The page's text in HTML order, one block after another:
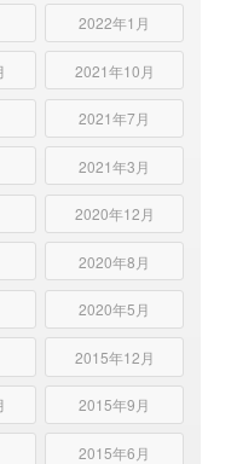
2022年1月
2021年10月
2021年7月
2021年3月
2020年12月
2020年8月
2020年5月
2015年12月
2015年9月
2015年6月